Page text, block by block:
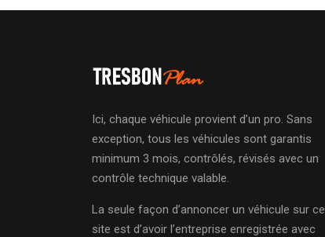
Ici, chaque véhicule provient d’un pro. Sans
exception, tous les véhicules sont garantis
minimum 3 mois, contrôlés, révisés avec un
contrôle technique valable.
La seule façon d’annoncer un véhicule sur ce
site est d’avoir l’entreprise enregistrée avec